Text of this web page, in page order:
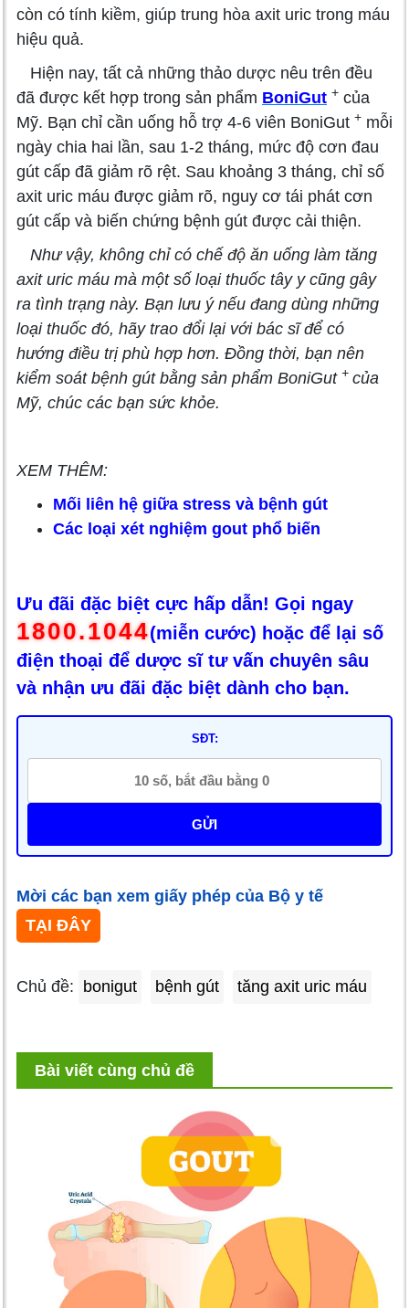
còn có tính kiềm, giúp trung hòa axit uric trong máu
hiệu quả.
Hiện nay, tất cả những thảo dược nêu trên đều
đã được kết hợp trong sản phẩm BoniGut + của
Mỹ. Bạn chỉ cần uống hỗ trợ 4-6 viên BoniGut + mỗi
ngày chia hai lần, sau 1-2 tháng, mức độ cơn đau
gút cấp đã giảm rõ rệt. Sau khoảng 3 tháng, chỉ số
axit uric máu được giảm rõ, nguy cơ tái phát cơn
gút cấp và biến chứng bệnh gút được cải thiện.
Như vậy, không chỉ có chế độ ăn uống làm tăng
axit uric máu mà một số loại thuốc tây y cũng gây
ra tình trạng này. Bạn lưu ý nếu đang dùng những
loại thuốc đó, hãy trao đổi lại với bác sĩ để có
hướng điều trị phù hợp hơn. Đồng thời, bạn nên
kiểm soát bệnh gút bằng sản phẩm BoniGut + của
Mỹ, chúc các bạn sức khỏe.
XEM THÊM:
Mối liên hệ giữa stress và bệnh gút
Các loại xét nghiệm gout phổ biến
Ưu đãi đặc biệt cực hấp dẫn! Gọi ngay
1800.1044(miễn cước) hoặc để lại số
điện thoại để dược sĩ tư vấn chuyên sâu
và nhận ưu đãi đặc biệt dành cho bạn.
SĐT:
GỬI
Mời các bạn xem giấy phép của Bộ y tế
TẠI ĐÂY
Chủ đề: bonigut bệnh gút tăng axit uric máu
Bài viết cùng chủ đề